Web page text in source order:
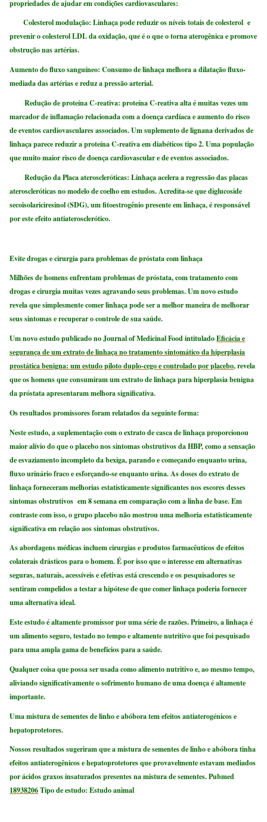
propriedades de ajudar em condições cardiovasculares:
Colesterol modulação: Linhaça pode reduzir os níveis totais de colesterol e
prevenir o colesterol LDL da oxidação, que é o que o torna aterogênica e promove
obstrução nas artérias.
Aumento do fluxo sanguíneo: Consumo de linhaça melhora a dilatação fluxo-
mediada das artérias e reduz a pressão arterial.
Redução de proteína C-reativa: proteína C-reativa alta é muitas vezes um
marcador de inflamação relacionada com a doença cardíaca e aumento do risco
de eventos cardiovasculares associados. Um suplemento de lignana derivados de
linhaça parece reduzir a proteína C-reativa em diabéticos tipo 2. Uma população
que muito maior risco de doença cardiovascular e de eventos associados.
Redução da Placaateroscleróticas: Linhaça acelera a regressão das placas
ateroscleróticas no modelo de coelho em estudos. Acredita-se que diglucoside
secoisolariciresinol (SDG), um fitoestrogênio presente em linhaça, é responsável
por este efeito antiaterosclerótico.
Evite drogas e cirurgia para problemas de próstata com linhaça
Milhões de homens enfrentam problemas de próstata, com tratamento com
drogas e cirurgia muitas vezes agravando seus problemas. Um novo estudo
revela que simplesmente comer linhaça pode ser a melhor maneira de melhorar
seus sintomas e recuperar o controle de sua saúde.
Um novo estudo publicado no Journal of Medicinal Food intituladoEficácia e
segurança de um extrato de linhaça no tratamento sintomático da hiperplasia
prostática benigna: um estudo piloto duplo-cego e controlado por placebo,revela
que os homens que consumiram um extrato de linhaça para hiperplasia benigna
da próstata apresentaram melhora significativa.
Os resultados promissores foram relatados da seguinte forma:
Neste estudo, a suplementação com o extrato de casca de linhaça proporcionou
maior alívio do que o placebo nos sintomas obstrutivos da HBP, como a sensação
de esvaziamento incompleto da bexiga, parando e começando enquanto urina,
fluxo urinário fraco e esforçando-se enquanto urina. As doses do extrato de
linhaça forneceram melhorias estatisticamente significantes nos escores desses
sintomas obstrutivos em 8 semana em comparação com a linha de base. Em
contraste com isso, o grupo placebo não mostrou uma melhoria estatisticamente
significativa em relação aos sintomas obstrutivos.
As abordagens médicas incluem cirurgias e produtos farmacêuticos ​​de efeitos
colaterais drásticos para o homem. É por isso que o interesse em alternativas
seguras, naturais, acessíveis e efetivas está crescendo e os pesquisadores se
sentiram compelidos a testar a hipótese de que comer linhaça poderia fornecer
uma alternativa ideal.
Este estudo é altamente promissor por uma série de razões. Primeiro, a linhaça é
um alimento seguro, testado no tempo e altamente nutritivo que foi pesquisado
para uma ampla gama de benefícios para a saúde.
Qualquer coisa que possa ser usada como alimento nutritivo e, ao mesmo tempo,
aliviando significativamente o sofrimento humano de uma doença é altamente
importante.
Uma mistura de sementes de linho e abóbora tem efeitos antiaterogénicos e
hepatoprotetores.
Nossos resultados sugeriram que a mistura de sementes de linho e abóbora tinha
efeitos antiaterogênicos e hepatoprotetores que provavelmente estavam mediados
por ácidos graxos insaturados presentes na mistura de sementes.Pubmed
18938206Tipo de estudo: Estudo animal